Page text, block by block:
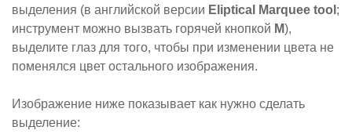
выделения (в английской версии Eliptical Marquee tool ;
инструмент можно вызвать горячей кнопкой M),
выделите глаз для того, чтобы при изменении цвета не
поменялся цвет остального изображения.
Изображение ниже показывает как нужно сделать
выделение: